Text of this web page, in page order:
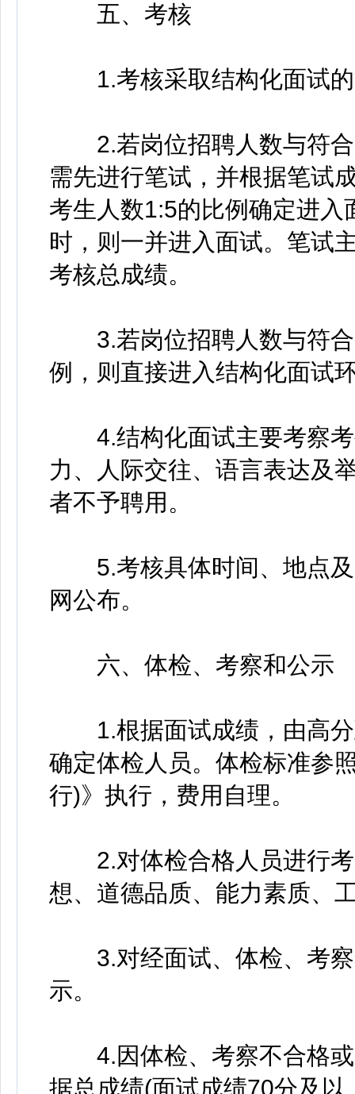
五、考核
1.考核采取结构化面试的
2.若岗位招聘人数与符合
需先进行笔试，并根据笔试
考生人数1:5的比例确定进
时，则一并进入面试。笔试
考核总成绩。
3.若岗位招聘人数与符合
例，则直接进入结构化面试
4.结构化面试主要考察考
力、人际交往、语言表达及
者不予聘用。
5.考核具体时间、地点及
网公布。
六、体检、考察和公示
1.根据面试成绩，由高分
确定体检人员。体检标准参
行)》执行，费用自理。
2.对体检合格人员进行考
想、道德品质、能力素质、
3.对经面试、体检、考察
示。
4.因体检、考察不合格或
据总成绩(面试成绩70分及